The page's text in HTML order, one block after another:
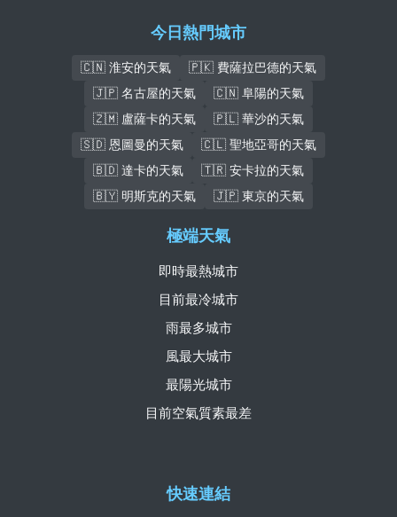
今日熱門城市
🇨🇳 淮安的天氣
🇵🇰 費薩拉巴德的天氣
🇯🇵 名古屋的天氣
🇨🇳 阜陽的天氣
🇿🇲 盧薩卡的天氣
🇵🇱 華沙的天氣
🇸🇩 恩圖曼的天氣
🇨🇱 聖地亞哥的天氣
🇧🇩 達卡的天氣
🇹🇷 安卡拉的天氣
🇧🇾 明斯克的天氣
🇯🇵 東京的天氣
快速連結
極端天氣
即時最熱城市
目前最冷城市
雨最多城市
風最大城市
最陽光城市
目前空氣質素最差